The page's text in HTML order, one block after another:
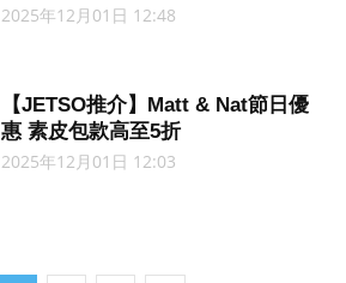
2025年12月01日 12:48
【JETSO推介】Matt & Nat節日優
惠 素皮包款高至5折
2025年12月01日 12:03